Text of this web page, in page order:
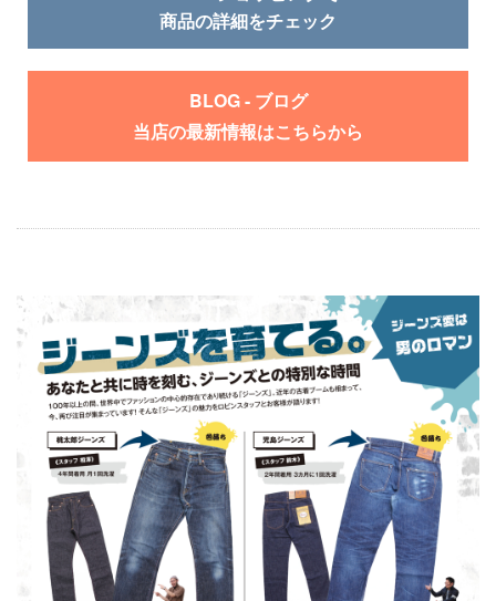
商品の詳細をチェック
BLOG - ブログ
当店の最新情報はこちらから